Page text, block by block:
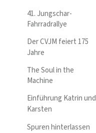
41. Jungschar-
Fahrradrallye
Der CVJM feiert 175
Jahre
The Soul in the
Machine
Einführung Katrin und
Karsten
Spuren hinterlassen